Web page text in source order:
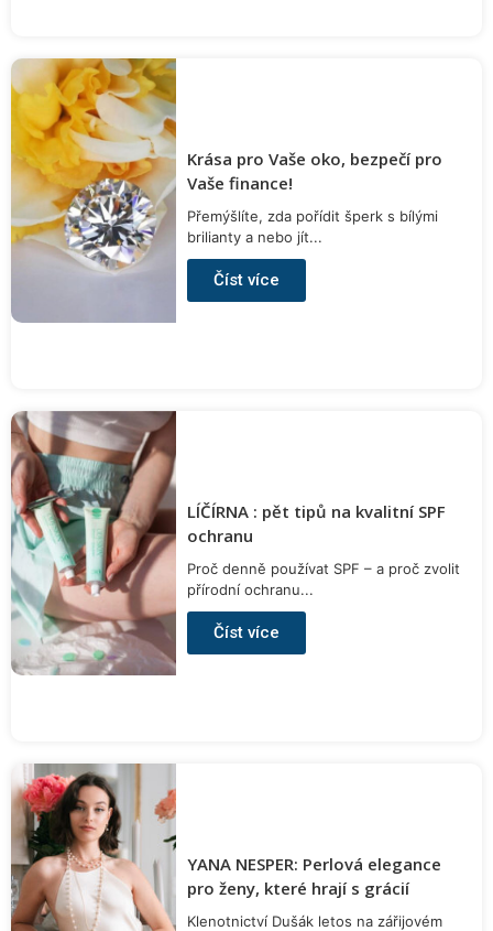
Krása pro Vaše oko, bezpečí pro
Vaše finance!
Přemýšlíte, zda pořídit šperk s bílými
brilianty a nebo jít...
Číst více
LÍČÍRNA : pět tipů na kvalitní SPF
ochranu
Proč denně používat SPF – a proč zvolit
přírodní ochranu...
Číst více
YANA NESPER: Perlová elegance
pro ženy, které hrají s grácií
Klenotnictví Dušák letos na zářijovém